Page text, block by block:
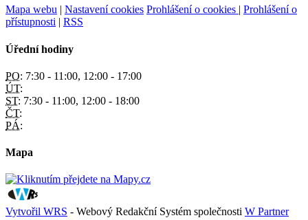
Mapa webu | Nastavení cookies Prohlášení o cookies | Prohlášení o
přístupnosti | RSS
Úřední hodiny
PO: 7:30 - 11:00, 12:00 - 17:00
ÚT:
ST: 7:30 - 11:00, 12:00 - 18:00
ČT:
PÁ:
Mapa
Vytvořil WRS - Webový Redakční Systém společnosti W Partner